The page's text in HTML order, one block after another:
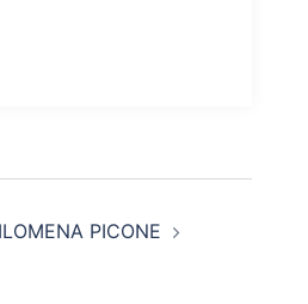
PICONE